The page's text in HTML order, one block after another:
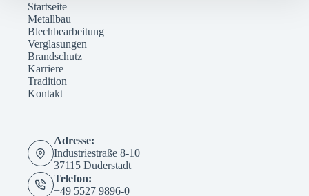
Startseite
Metallbau
Blechbearbeitung
Verglasungen
Brandschutz
Karriere
Tradition
Kontakt
Adresse:
Industriestraße 8-10
37115 Duderstadt
Telefon:
+49 5527 9896-0